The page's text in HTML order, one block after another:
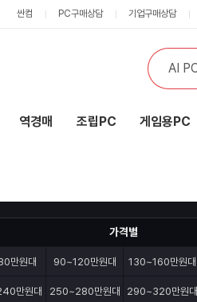
싼컴 PC구매상담 기업구매상담
역경매 조립PC 게임용PC
가격별
만원대 90~120만원대 130~160만원대
만원대 250~280만원대 290~320만원대